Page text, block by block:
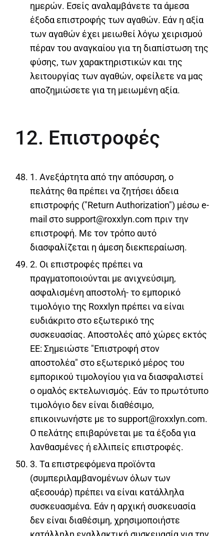
ημερών. Εσείς αναλαμβάνετε τα άμεσα
έξοδα επιστροφής των αγαθών. Εάν η αξία
των αγαθών έχει μειωθεί λόγω χειρισμού
πέραν του αναγκαίου για τη διαπίστωση της
φύσης, των χαρακτηριστικών και της
λειτουργίας των αγαθών, οφείλετε να μας
αποζημιώσετε για τη μειωμένη αξία.
12. Επιστροφές
1. Ανεξάρτητα από την απόσυρση, ο
πελάτης θα πρέπει να ζητήσει άδεια
επιστροφής ("Return Authorization") μέσω e-
mail στο support@roxxlyn.com πριν την
επιστροφή. Με τον τρόπο αυτό
διασφαλίζεται η άμεση διεκπεραίωση.
2. Οι επιστροφές πρέπει να
πραγματοποιούνται με ανιχνεύσιμη,
ασφαλισμένη αποστολή- το εμπορικό
τιμολόγιο της Roxxlyn πρέπει να είναι
ευδιάκριτο στο εξωτερικό της
συσκευασίας. Αποστολές από χώρες εκτός
ΕΕ: Σημειώστε "Επιστροφή στον
αποστολέα" στο εξωτερικό μέρος του
εμπορικού τιμολογίου για να διασφαλιστεί
ο ομαλός εκτελωνισμός. Εάν το πρωτότυπο
τιμολόγιο δεν είναι διαθέσιμο,
επικοινωνήστε με το support@roxxlyn.com.
Ο πελάτης επιβαρύνεται με τα έξοδα για
λανθασμένες ή ελλιπείς επιστροφές.
3. Τα επιστρεφόμενα προϊόντα
(συμπεριλαμβανομένων όλων των
αξεσουάρ) πρέπει να είναι κατάλληλα
συσκευασμένα. Εάν η αρχική συσκευασία
δεν είναι διαθέσιμη, χρησιμοποιήστε